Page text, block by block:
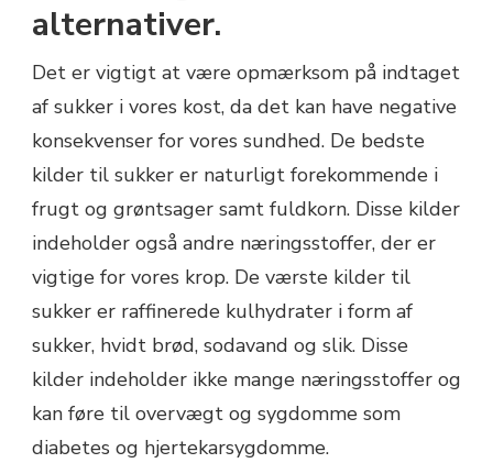
alternativer.
Det er vigtigt at være opmærksom på indtaget
af sukker i vores kost, da det kan have negative
konsekvenser for vores sundhed. De bedste
kilder til sukker er naturligt forekommende i
frugt og grøntsager samt fuldkorn. Disse kilder
indeholder også andre næringsstoffer, der er
vigtige for vores krop. De værste kilder til
sukker er raffinerede kulhydrater i form af
sukker, hvidt brød, sodavand og slik. Disse
kilder indeholder ikke mange næringsstoffer og
kan føre til overvægt og sygdomme som
diabetes og hjertekarsygdomme.